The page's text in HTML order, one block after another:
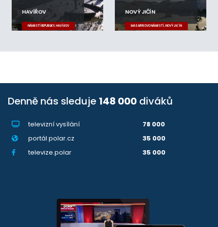
HAVÍŘOV
NÁMĚSTÍ REPUBLIKY, HAVÍŘOV
NOVÝ JIČÍN
MASARYKOVO NÁMĚSTÍ, NOVÝ JIČÍN
Denně nás sleduje 148 000 diváků
televizní vysílání
78 000
portál polar.cz
35 000
televize.polar
35 000